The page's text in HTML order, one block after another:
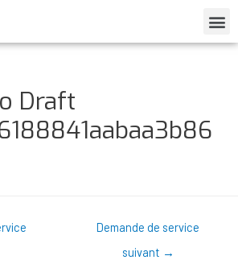
Draft
Demande de service
suivant →